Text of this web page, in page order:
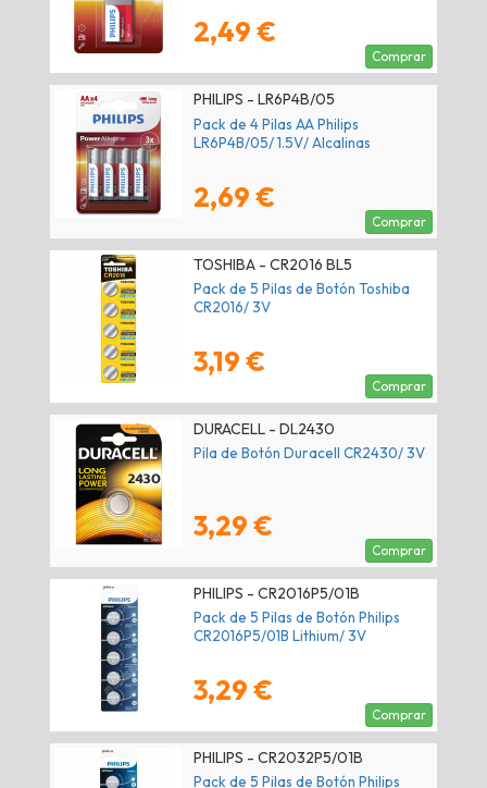
2,49 €
Comprar
PHILIPS - LR6P4B/05
Pack de 4 Pilas AA Philips
LR6P4B/05/ 1.5V/ Alcalinas
2,69 €
Comprar
TOSHIBA - CR2016 BL5
Pack de 5 Pilas de Botón Toshiba
CR2016/ 3V
3,19 €
Comprar
DURACELL - DL2430
Pila de Botón Duracell CR2430/ 3V
3,29 €
Comprar
PHILIPS - CR2016P5/01B
Pack de 5 Pilas de Botón Philips
CR2016P5/01B Lithium/ 3V
3,29 €
Comprar
PHILIPS - CR2032P5/01B
Pack de 5 Pilas de Botón Philips